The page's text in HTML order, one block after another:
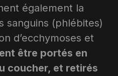
également la
sanguins (phlébites)
d’ecchymoses et
être portés en
coucher, et retirés